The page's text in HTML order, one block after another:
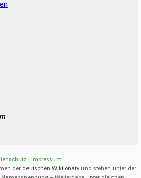
| Impressum
der deutschen Wiktionaryund stehen unter der